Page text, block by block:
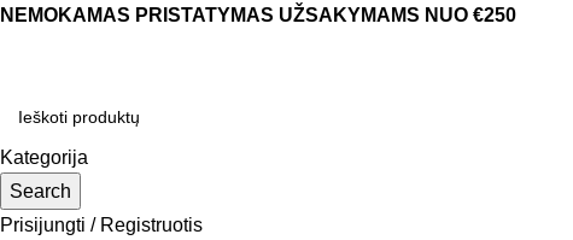
NEMOKAMAS PRISTATYMAS UŽSAKYMAMS NUO €250
Kategorija
Search
Prisijungti / Registruotis